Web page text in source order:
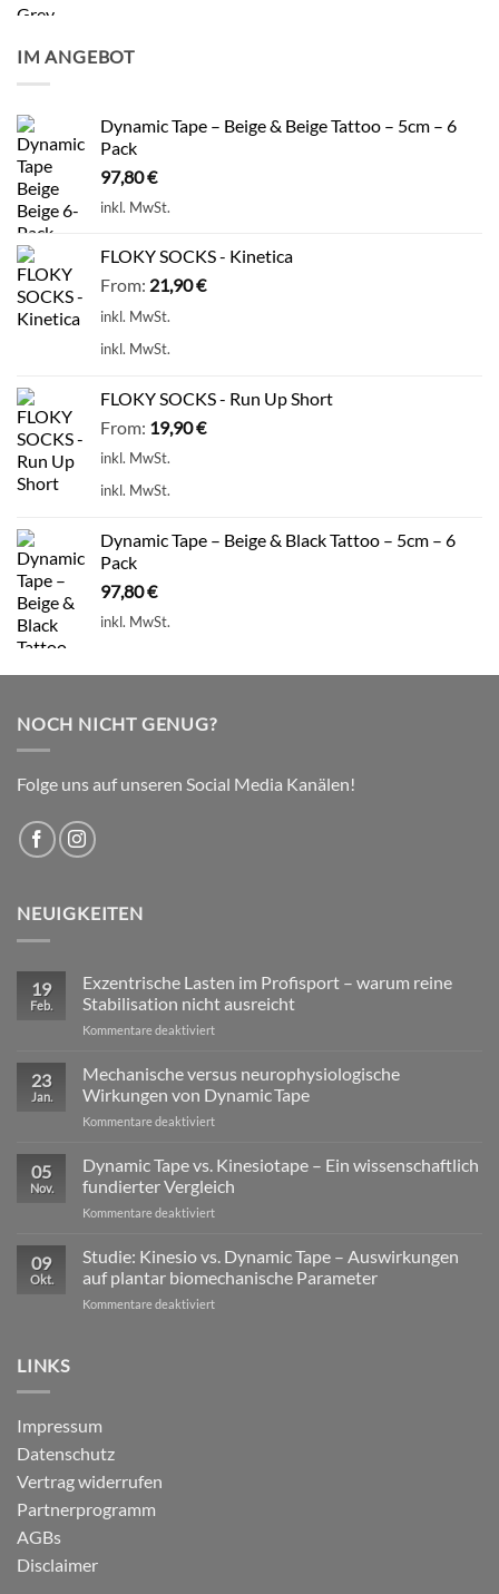
IM ANGEBOT
Dynamic Tape – Beige & Beige Tattoo – 5cm – 6
Pack
97,80€
inkl. MwSt.
FLOKY SOCKS - Kinetica
From: 21,90€
inkl. MwSt.
inkl. MwSt.
FLOKY SOCKS - Run Up Short
From: 19,90€
inkl. MwSt.
inkl. MwSt.
Dynamic Tape – Beige & Black Tattoo – 5cm – 6
Pack
97,80€
inkl. MwSt.
NOCH NICHT GENUG?
Folge uns auf unseren Social Media Kanälen!
NEUIGKEITEN
19
Feb.
Exzentrische Lasten im Profisport – warum reine
Stabilisation nicht ausreicht
Kommentare deaktiviertfür
im
Profisport
–
reine
Stabilisation
ausreicht
23
Jan.
Mechanische versus neurophysiologische
Wirkungen von Dynamic Tape
Kommentare deaktiviertfür
versus
neurophysiologische
Wirkungen
von
05
Nov.
Dynamic Tape vs. Kinesiotape – Ein wissenschaftlich
fundierter Vergleich
Kommentare deaktiviertfür
Tape
vs.
Kinesiotape
–
09
Okt.
Studie: Kinesio vs. Dynamic Tape – Auswirkungen
auf plantar biomechanische Parameter
Kommentare deaktiviertfür
LINKS
Impressum
Datenschutz
Vertrag widerrufen
Partnerprogramm
AGBs
Disclaimer